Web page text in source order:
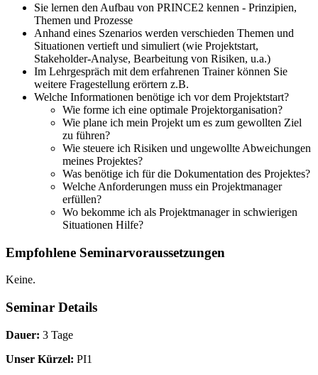
Sie lernen den Aufbau von PRINCE2 kennen - Prinzipien,
Themen und Prozesse
Anhand eines Szenarios werden verschieden Themen und
Situationen vertieft und simuliert (wie Projektstart,
Stakeholder-Analyse, Bearbeitung von Risiken, u.a.)
Im Lehrgespräch mit dem erfahrenen Trainer können Sie
weitere Fragestellung erörtern z.B.
Welche Informationen benötige ich vor dem Projektstart?
Wie forme ich eine optimale Projektorganisation?
Wie plane ich mein Projekt um es zum gewollten Ziel
zu führen?
Wie steuere ich Risiken und ungewollte Abweichungen
meines Projektes?
Was benötige ich für die Dokumentation des Projektes?
Welche Anforderungen muss ein Projektmanager
erfüllen?
Wo bekomme ich als Projektmanager in schwierigen
Situationen Hilfe?
Empfohlene Seminarvoraussetzungen
Keine.
Seminar Details
Dauer: 3 Tage
Unser Kürzel: PI1